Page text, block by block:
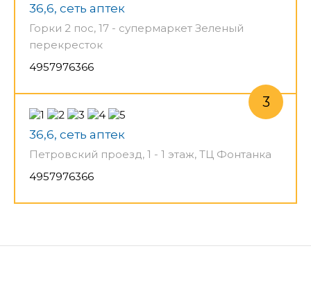
36,6, сеть аптек
Горки 2 пос, 17 - супермаркет Зеленый
перекресток
4957976366
36,6, сеть аптек
Петровский проезд, 1 - 1 этаж, ТЦ Фонтанка
4957976366